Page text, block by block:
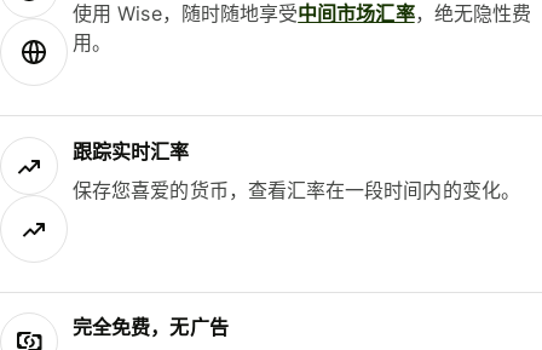
使用 Wise，随时随地享受中间市场汇率，绝无隐性费
用。
跟踪实时汇率
保存您喜爱的货币，查看汇率在一段时间内的变化。
完全免费，无广告